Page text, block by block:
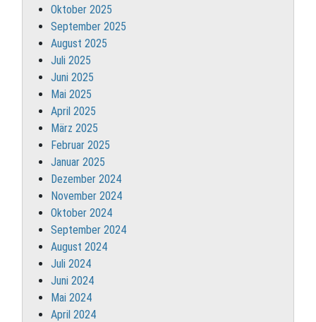
Oktober 2025
September 2025
August 2025
Juli 2025
Juni 2025
Mai 2025
April 2025
März 2025
Februar 2025
Januar 2025
Dezember 2024
November 2024
Oktober 2024
September 2024
August 2024
Juli 2024
Juni 2024
Mai 2024
April 2024